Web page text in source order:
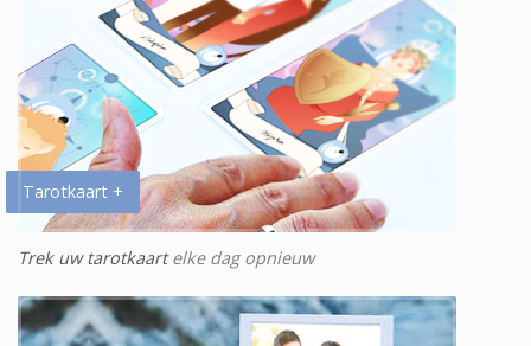
Tarotkaart +
Trek uw tarotkaartelke dag opnieuw